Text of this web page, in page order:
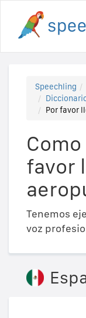
Speechling
Por favor
favor
Tenemos
voz